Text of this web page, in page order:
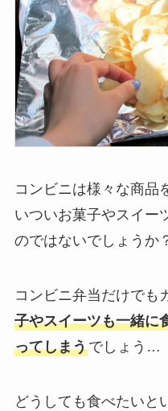
コンビニは様々な商品
いついお菓子やスイー
のではないでしょうか
コンビニ弁当だけでも
子やスイーツも一緒に
ってしまうでしょう…
どうしても食べたいと